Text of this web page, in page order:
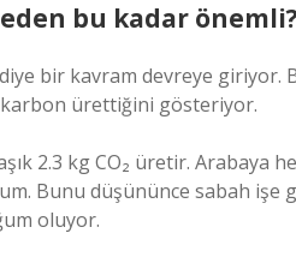
bu kadar
bir kavram devreye
ürettiğini gösteriyor.
2.3 kg CO₂ üretir. Arabaya
Bunu düşününce sabah işe
oluyor.